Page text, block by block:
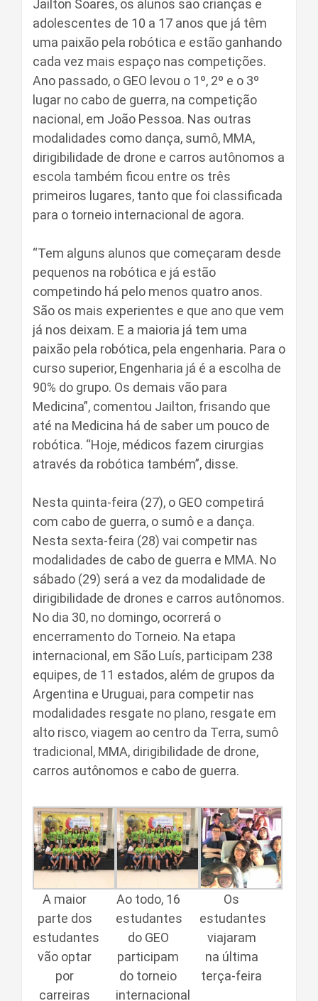
Jailton Soares, os alunos são crianças e
adolescentes de 10 a 17 anos que já têm
uma paixão pela robótica e estão ganhando
cada vez mais espaço nas competições.
Ano passado, o GEO levou o 1º, 2º e o 3º
lugar no cabo de guerra, na competição
nacional, em João Pessoa. Nas outras
modalidades como dança, sumô, MMA,
dirigibilidade de drone e carros autônomos a
escola também ficou entre os três
primeiros lugares, tanto que foi classificada
para o torneio internacional de agora.
“Tem alguns alunos que começaram desde
pequenos na robótica e já estão
competindo há pelo menos quatro anos.
São os mais experientes e que ano que vem
já nos deixam. E a maioria já tem uma
paixão pela robótica, pela engenharia. Para o
curso superior, Engenharia já é a escolha de
90% do grupo. Os demais vão para
Medicina”, comentou Jailton, frisando que
até na Medicina há de saber um pouco de
robótica. “Hoje, médicos fazem cirurgias
através da robótica também”, disse.
Nesta quinta-feira (27), o GEO competirá
com cabo de guerra, o sumô e a dança.
Nesta sexta-feira (28) vai competir nas
modalidades de cabo de guerra e MMA. No
sábado (29) será a vez da modalidade de
dirigibilidade de drones e carros autônomos.
No dia 30, no domingo, ocorrerá o
encerramento do Torneio. Na etapa
internacional, em São Luís, participam 238
equipes, de 11 estados, além de grupos da
Argentina e Uruguai, para competir nas
modalidades resgate no plano, resgate em
alto risco, viagem ao centro da Terra, sumô
tradicional, MMA, dirigibilidade de drone,
carros autônomos e cabo de guerra.
A maior
parte dos
estudantes
vão optar
por
carreiras
Ao todo, 16
estudantes
do GEO
participam
do torneio
internacional
Os
estudantes
viajaram
na última
terça-feira